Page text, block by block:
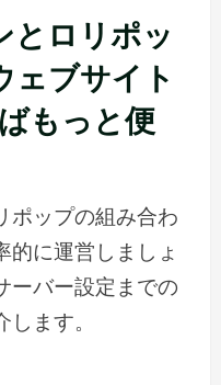
とロリポッ
ェブサイト
もっと便
ポップの組み合わ
に運営しましょ
ーバー設定までの
ます。